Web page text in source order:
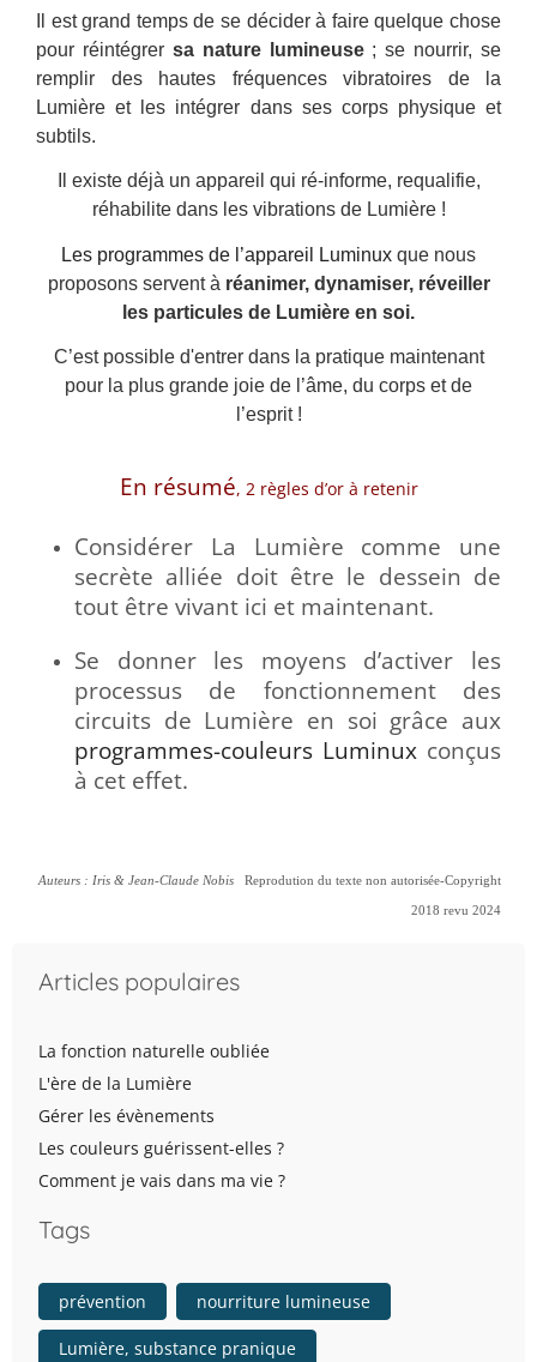
Il est grand temps de se décider à faire quelque chose
pour réintégrer sa nature lumineuse; se nourrir, se
remplir des hautes fréquences vibratoires de la
Lumière et les intégrer dans ses corps physique et
subtils.
Il existe déjà un appareil qui ré-informe, requalifie,
réhabilite dans les vibrations de Lumière !
Les programmes de l’appareil Luminux que nous
proposons servent à réanimer, dynamiser, réveiller
les particules de Lumière en soi.
C’est possible d'entrer dans la pratique maintenant
pour la plus grande joie de l’âme, du corps et de
l’esprit !
En résumé, 2 règles d’or à retenir
Considérer La Lumière comme une
secrète alliée doit être le dessein de
tout être vivant ici et maintenant.
Se donner les moyens d’activer les
processus de fonctionnement des
circuits de Lumière en soi grâce aux
programmes-couleurs Luminux conçus
à cet effet.
Auteurs : Iris & Jean-Claude Nobis Reprodution du texte non autorisée-Copyright
2018 revu 2024
Articles populaires
La fonction naturelle oubliée
L'ère de la Lumière
Gérer les évènements
Les couleurs guérissent-elles ?
Comment je vais dans ma vie ?
Tags
prévention nourriture lumineuse
Lumière, substance pranique